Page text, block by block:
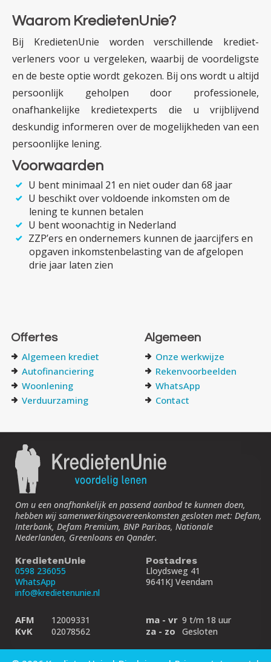
Waarom KredietenUnie?
Bij KredietenUnie worden verschillende krediet­­
verleners voor u vergeleken, waarbij de voor­deligste
en de beste optie wordt gekozen. Bij ons wordt u altijd
persoonlijk geholpen door professionele,
onafhankelijke krediet­experts die u vrijblijvend
deskundig informeren over de mogelijk­heden van een
persoonlijke lening.
Voorwaarden
U bent minimaal 21 en niet ouder dan 68 jaar
U beschikt over voldoende inkomsten om de
lening te kunnen betalen
U bent woonachtig in Nederland
ZZP’ers en ondernemers kunnen de jaarcijfers en
opgaven inkomsten­­belasting van de afgelopen
drie jaar laten zien
Offertes
Algemeen krediet
Autofinanciering
Woonlening
Verduurzaming
Algemeen
Onze werkwijze
Rekenvoorbeelden
WhatsApp
Contact
Om u een onafhankelijk en passend aanbod te kunnen doen,
hebben wij samenwerkings­overeenkomsten gesloten met: Defam,
Interbank, Defam Premium, BNP Paribas, Nationale
Nederlanden, Greenloans en Qander.
KredietenUnie
0598 236055
WhatsApp
info@kredietenunie.nl
Postadres
Lloydsweg 41
9641KJ Veendam
AFM 12009331
KvK 02078562
ma - vr 9 t/m 18 uur
za - zo Gesloten